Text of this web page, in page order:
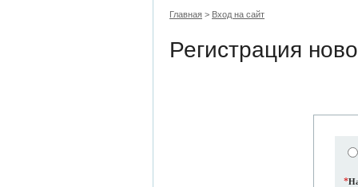
Главная > Вход на сайт
Регистрация
*